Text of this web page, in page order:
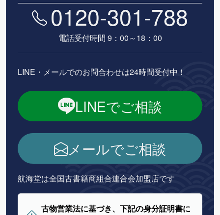
0120-301-788
電話受付時間 9：00～18：00
LINE・メールでのお問合わせは24時間受付中！
LINEでご相談
メールでご相談
航海堂は全国古書籍商組合連合会加盟店です
古物営業法に基づき、下記の身分証明書に